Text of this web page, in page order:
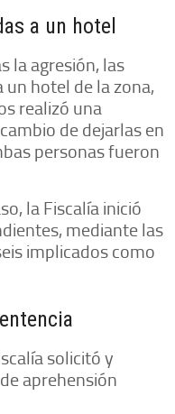
a un hotel
la agresión, las
hotel de la zona,
realizó una
de dejarlas en
personas fueron
la Fiscalía inició
mediante las
implicados como
solicitó y
aprehensión